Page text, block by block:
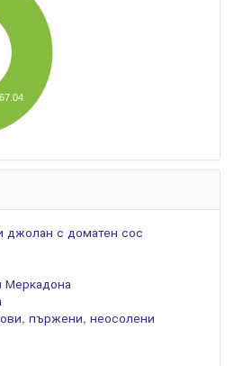
67.04
джолан с доматен сос
Меркадона
пържени, неосолени